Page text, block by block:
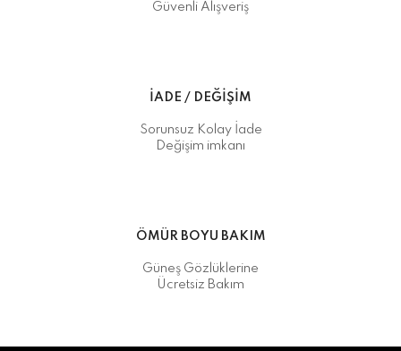
Güvenli Alışveriş
İADE / DEĞİŞİM
Sorunsuz Kolay İade
Değişim imkanı
ÖMÜR BOYU BAKIM
Güneş Gözlüklerine
Ücretsiz Bakım